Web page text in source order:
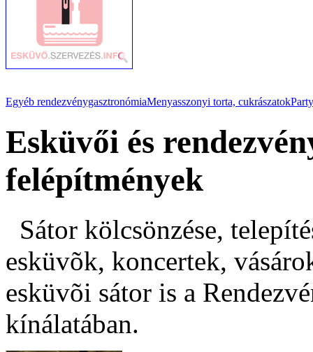
Egyéb rendezvénygasztronómiaMenyasszonyi torta, cukrászatok
Esküvői és
felépítmények
Sátor kölcsönzése,
esküvõk, koncertek,
esküvõi sátor is a
kínálatában.